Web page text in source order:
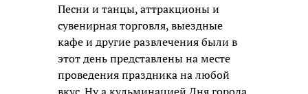
Песни и танцы, аттракционы и
сувенирная торговля, выездные
кафе и другие развлечения были в
этот день представлены на месте
проведения праздника на любой
вкус. Ну а кульминацией Дня города